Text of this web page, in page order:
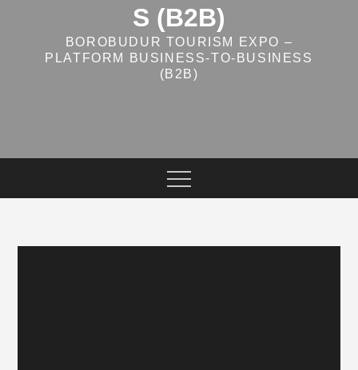
S (B2B)
BOROBUDUR TOURISM EXPO –
PLATFORM BUSINESS‑TO‑BUSINESS
(B2B)